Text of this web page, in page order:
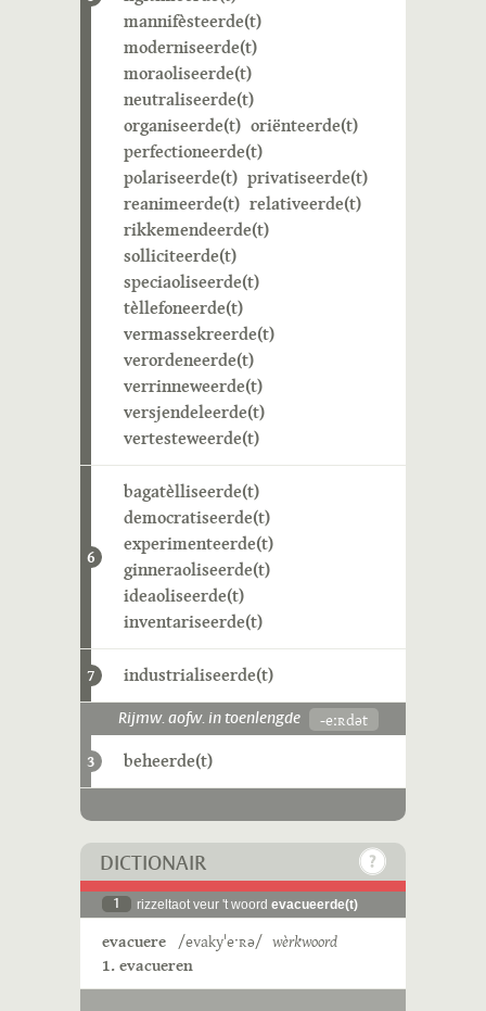
mannifèsteerde(t)
moderniseerde(t)
moraoliseerde(t)
neutraliseerde(t)
organiseerde(t) oriënteerde(t)
perfectioneerde(t)
polariseerde(t) privatiseerde(t)
reanimeerde(t) relativeerde(t)
rikkemendeerde(t)
solliciteerde(t)
speciaoliseerde(t)
tèllefoneerde(t)
vermassekreerde(t)
verordeneerde(t)
verrinneweerde(t)
versjendeleerde(t)
vertesteweerde(t)
6
bagatèlliseerde(t)
democratiseerde(t)
experimenteerde(t)
ginneraoliseerde(t)
ideaoliseerde(t)
inventariseerde(t)
7 industrialiseerde(t)
Rijmw. aofw. in toenlengde -eːʀdət
3 beheerde(t)
DICTIONAIR
1 rizzeltaot veur 't woord evacueerde(t)
evacuere /evakyˈeˑʀə/ wèrkwoord
1. evacueren